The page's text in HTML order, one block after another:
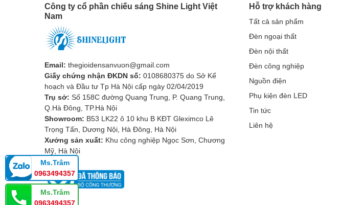
3. Thiết kế chắc chắn, bền bỉ
Điện áp hoạt động
toàn khi sử dụng.
Công ty cổ phần chiếu sáng Shine Light Việt
Nam
Email: thegioidensanvuon@gmail.com
Giấy chứng nhận ĐKDN số: 0108680375 do Sở Kế
hoạch và Đầu tư Tp Hà Nội cấp ngày 02/04/2019
Trụ sở: Số 158C đường Quang Trung, P. Quang Trung,
Q.Hà Đông, TP.Hà Nội
Showroom: B53 LK22 ô 10 khu B KĐT Gleximco Lê
Trọng Tấn, Dương Nội, Hà Đông, Hà Nội
Xưởng sản xuất: Khu công nghiệp Ngọc Sơn, Chương
Mỹ, Hà Nội
Hỗ trợ khách hàng
Tất cả sản phẩm
Đèn ngoại thất
Đèn nội thất
Đèn công nghiệp
Nguồn điện
Phụ kiện đèn LED
Tin tức
Liên hệ
Ms.Trâm
0963494357
Ms.Trâm
0963494357